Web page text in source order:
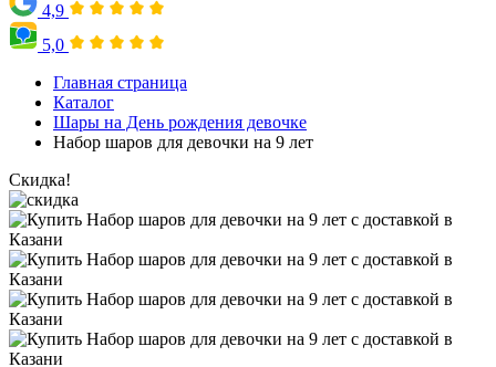
4,9
5,0
Главная страница
Каталог
Шары на День рождения девочке
Набор шаров для девочки на 9 лет
Скидка!